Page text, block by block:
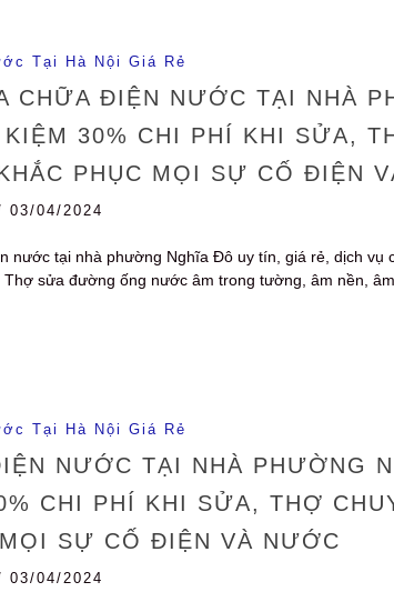
Tại Hà Nội Giá Rẻ
CHỮA ĐIỆN NƯỚC TẠI NHÀ
30% CHI PHÍ KHI SỬA,
PHỤC MỌI SỰ CỐ ĐIỆN
03/04/2024
nước tại nhà phường Nghĩa Đô uy tín, giá rẻ, dịch vụ
sửa đường ống nước âm trong tường, âm nền,
Tại Hà Nội Giá Rẻ
NƯỚC TẠI NHÀ PHƯỜNG
CHI PHÍ KHI SỬA, THỢ
SỰ CỐ ĐIỆN VÀ NƯỚC
03/04/2024